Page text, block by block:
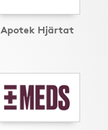
Apotek Hjärtat